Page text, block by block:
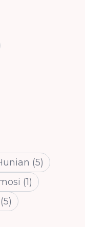
(5)
(1)
(5)